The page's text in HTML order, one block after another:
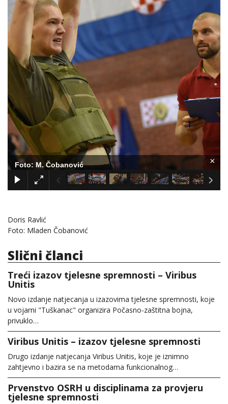
Foto: M. Čobanović ×
Doris Ravlić
Foto: Mladen Čobanović
Slični članci
Treći izazov tjelesne spremnosti – Viribus
Unitis
Novo izdanje natjecanja u izazovima tjelesne spremnosti, koje
u vojarni "Tuškanac" organizira Počasno-zaštitna bojna,
privuklo…
Viribus Unitis – izazov tjelesne spremnosti
Drugo izdanje natjecanja Viribus Unitis, koje je iznimno
zahtjevno i bazira se na metodama funkcionalnog…
Prvenstvo OSRH u disciplinama za provjeru
tjelesne spremnosti